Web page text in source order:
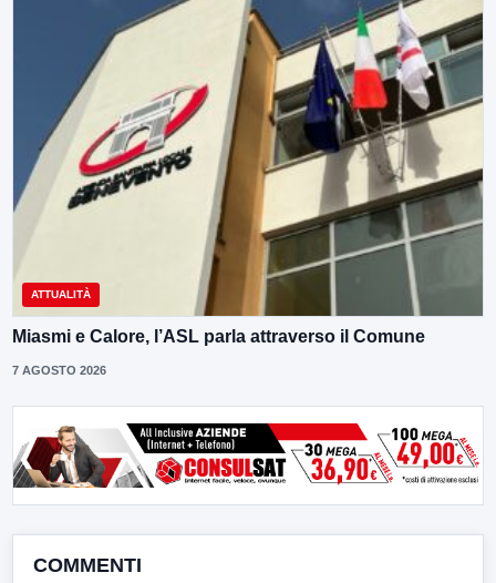
ATTUALITÀ
Miasmi e Calore, l’ASL parla attraverso il Comune
7 AGOSTO 2026
COMMENTI